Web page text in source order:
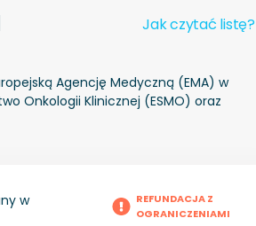
Jak czytać listę?
Agencję Medyczną (EMA) w
Onkologii Klinicznej (ESMO) oraz
w
REFUNDACJA Z
OGRANICZENIAMI